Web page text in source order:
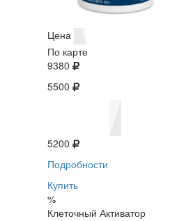
Цена
По карте
9380
5500
5200
Подробности
Купить
%
Клеточный Активатор